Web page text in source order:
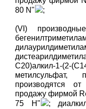
80 N"
;
(VI)
C20)алкил-1-(2-
метилсульфат,
производятся
продажу фирмой
75 H"
;